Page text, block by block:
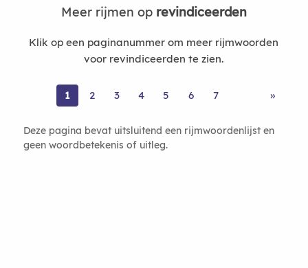
Meer rijmen op revindiceerden
Klik op een paginanummer om meer rijmwoorden
voor revindiceerden te zien.
1 2 3 4 5 6 7 »
Deze pagina bevat uitsluitend een rijmwoordenlijst en
geen woordbetekenis of uitleg.